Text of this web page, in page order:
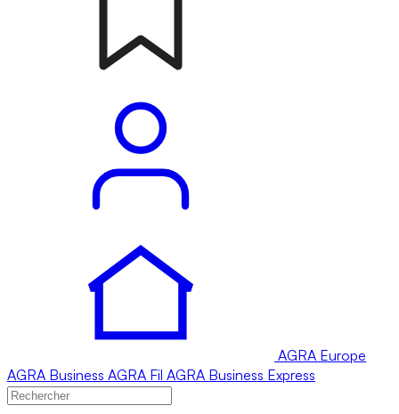
AGRA Europe
AGRA Business AGRA Fil AGRA Business Express